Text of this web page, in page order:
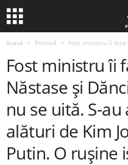
Acasă Politică Fost ministru îi
Fost ministru îi
Năstase și
nu se uită. S-
alături de Kim
Putin. O rușine